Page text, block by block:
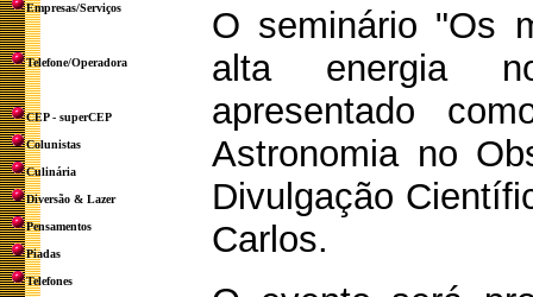
Empresas/Serviços
Telefone/Operadora
CEP - superCEP
Colunistas
Culinária
Diversão & Lazer
Pensamentos
Piadas
Telefones
O seminário "Os
alta energia
apresentado
Astronomia no
Divulgação
Carlos.